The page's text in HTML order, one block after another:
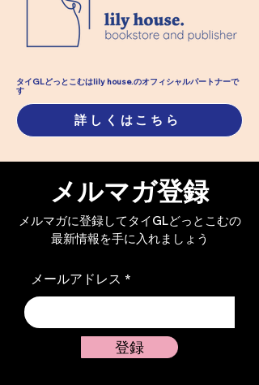
ロイヤル・ピン｜第三十
タイGLどっとこむはlily house.のオフィシャル​パートナーで
す
詳しくはこちら
メルマガ登録
メルマガに登録してタイGLどっとこむの
最新情報を手に入れましょう
メールアドレス
登録